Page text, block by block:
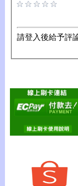
請登入後給予評